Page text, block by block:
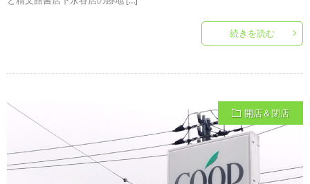
続きを読む
開店＆閉店